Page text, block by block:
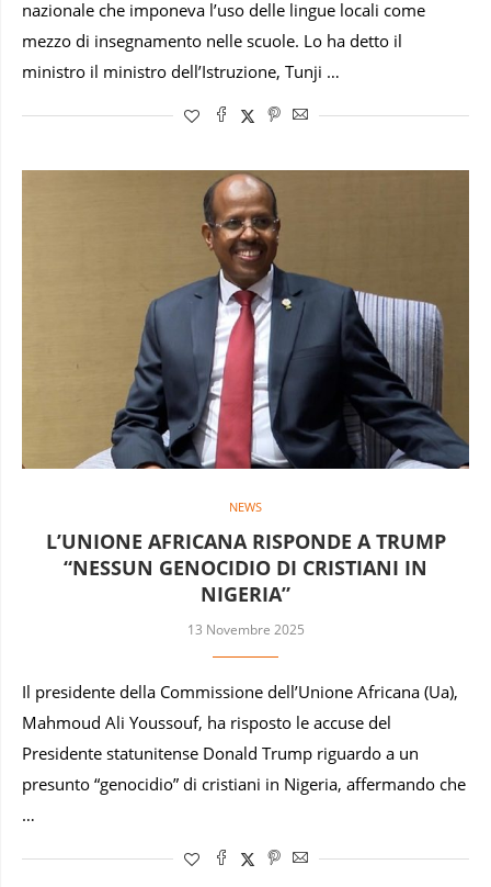
nazionale che imponeva l’uso delle lingue locali come
mezzo di insegnamento nelle scuole. Lo ha detto il
ministro il ministro dell’Istruzione, Tunji …
NEWS
L’UNIONE AFRICANA RISPONDE A TRUMP
“NESSUN GENOCIDIO DI CRISTIANI IN
NIGERIA”
13 Novembre 2025
Il presidente della Commissione dell’Unione Africana (Ua),
Mahmoud Ali Youssouf, ha risposto le accuse del
Presidente statunitense Donald Trump riguardo a un
presunto “genocidio” di cristiani in Nigeria, affermando che
…